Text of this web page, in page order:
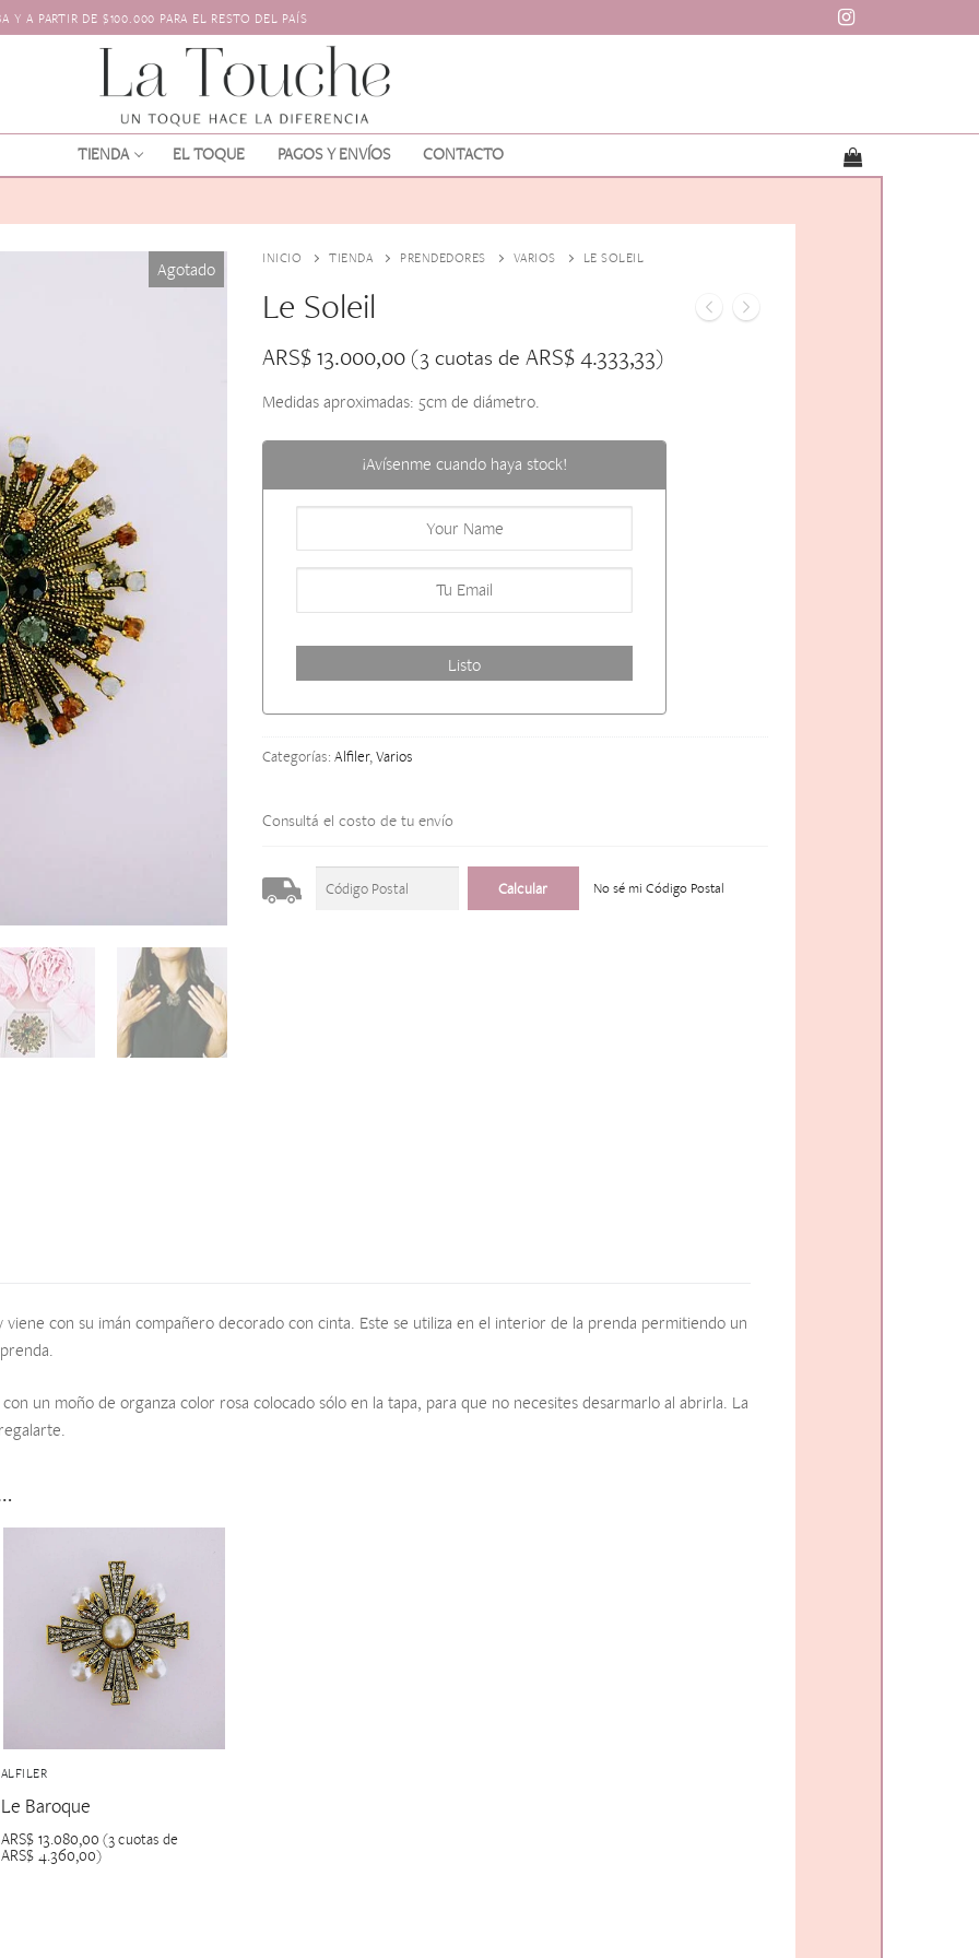
A PARTIR DE $100.000 PARA EL RESTO DEL PAÍS
TIENDA EL TOQUE PAGOS Y ENVÍOS CONTACTO
Agotado INICIO TIENDA PRENDEDORES VARIOS LE SOLEIL
Le Soleil
ARS$13.000,00 (3 cuotas de ARS$4.333,33)
Medidas aproximadas: 5cm de diámetro.
¡Avísenme cuando haya stock!
Categorías: Alfiler,Varios
Consultá el costo de tu envío
No sé mi Código Postal
con su imán compañero decorado con cinta. Este se utiliza en el interior de la prenda permitiendo un
un moño de organza color rosa colocado sólo en la tapa, para que no necesites desarmarlo al abrirla. La
ALFILER
Le Baroque
ARS$13.080,00 (3 cuotas de
ARS$4.360,00)